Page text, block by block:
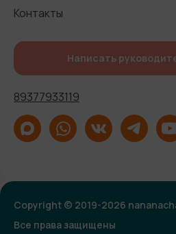
Контакты
Написать
89377933119
Copyright © 2019-2026
Все права защищены